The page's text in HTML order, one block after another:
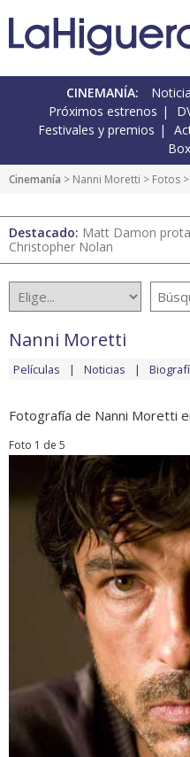
CINEMANÍA:
Próximos estrenos
Festivales y premios
Cinemanía > Nanni Moretti > Fotos
Destacado: Matt Damon
Christopher Nolan
Nanni Moretti
Películas Noticias
Fotografía de Nanni Moretti
Foto 1 de 5